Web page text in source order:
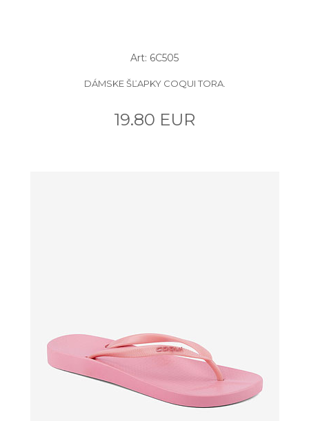
Art: 6C505
DÁMSKE ŠĽAPKY COQUI TORA.
19.80 EUR